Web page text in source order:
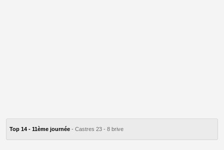
Top 14 - 11ème journée - Castres 23 - 8 brive